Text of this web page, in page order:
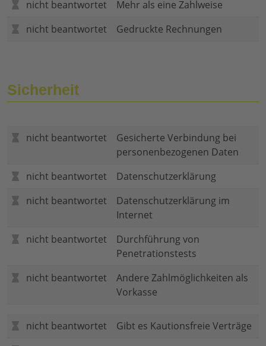
nicht beantwortet
Mehr als eine Zahlweise
nicht beantwortet
Gedruckte Rechnungen
Sicherheit
nicht beantwortet
Gesicherte Verbindung bei
personenbezogenen Daten
nicht beantwortet
Datenschutzerklärung
nicht beantwortet
Datenschutzerklärung im
Internet
nicht beantwortet
Durchführung von
Penetrationstests
nicht beantwortet
Andere Zahlmöglichkeiten als
Vorkasse
nicht beantwortet
Gibt es Kautionsfreie Verträge